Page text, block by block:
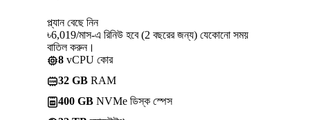
প্ল্যান বেছে নিন
৳6,019/মাস-এ রিনিউ হবে (2 বছরের জন্য) যেকোনো সময়
বাতিল করুন।
8 vCPU কোর
32 GB RAM
400 GB NVMe ডিস্ক স্পেস